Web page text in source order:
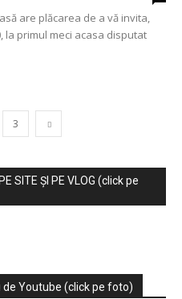
are plăcarea de a vă invita,
la primul meci acasa disputat
3
SITE ȘI PE VLOG (click pe
Youtube (click pe foto)